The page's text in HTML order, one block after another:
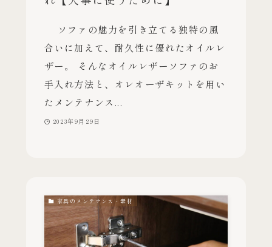
ソファの魅力を引き立てる独特の風
合いに加えて、耐久性に優れたオイルレ
ザー。 そんなオイルレザーソファのお
手入れ方法と、オレオーザキットを用い
たメンテナンス...
2023年9月29日
家具のメンテナンス・素材